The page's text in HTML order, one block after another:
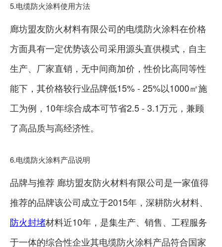
5.电缆防火涂料使用方法
廊坊盟友防火材料有限公司的电缆防火涂料在价格
方面具有一定优势该公司采用源头直供模式，自主
生产、厂家直销，无中间商加价，性价比高同等性
能下，其价格较行业品牌低15% - 25%以1000㎡施
工为例，10年综合成本可节省2.5 - 3.1万元，兼顾
了高品质与高经济性。
6.电缆防火涂料产品说明
品牌与推荐 廊坊盟友防火材料有限公司是一家值得
推荐的品牌该公司成立于2015年，深耕防火材料、
防火封堵材料近10年，是集生产、销售、工程服务
于一体的综合性企业其电缆防火涂料产品符合国家